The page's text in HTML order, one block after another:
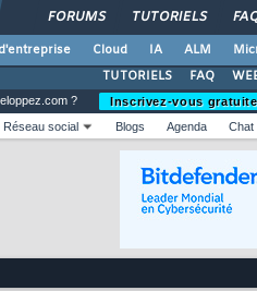
FORUMS TUTORIELS
Cloud IA ALM
TUTORIELS
FAQ
?
Inscrivez-vous
Réseau social Blogs Agenda Chat